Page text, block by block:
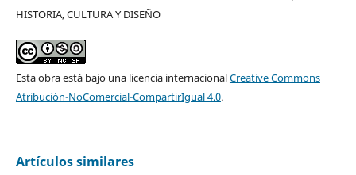
HISTORIA, CULTURA Y DISEÑO
Esta obra está bajo una licencia internacionalCreative Commons
Atribución-NoComercial-CompartirIgual 4.0.
Artículos similares